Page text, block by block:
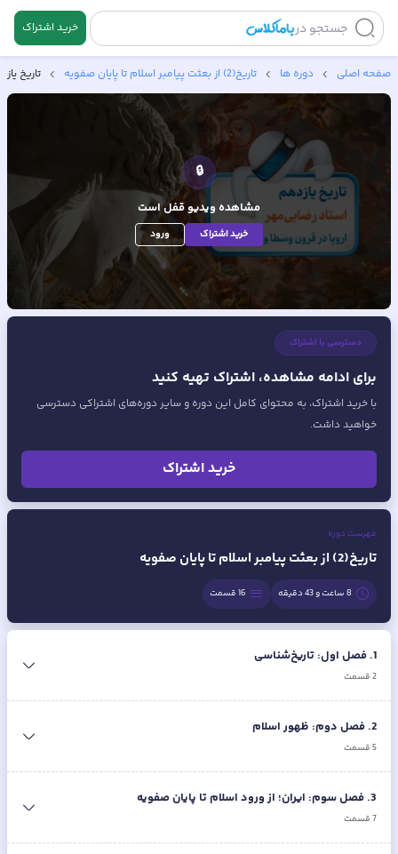
جستجو در خرید اشتراک
صفحه اصلی دوره ها تاریخ(2) از بعثت پیامبر اسلام تا پایان صفویه تاریخ
🔒
مشاهده ویدیوقفل است
خرید اشتراک ورود
دسترسی با اشتراک
برای ادامه مشاهده، اشتراک تهیه کنید
با خرید اشتراک، به محتوای کامل این دوره و سایر دوره‌های اشتراکی دسترسی
خواهید داشت.
خرید اشتراک
فهرست دوره
تاریخ(2) از بعثت پیامبر اسلام تا پایان صفویه
8 ساعت و 43 دقیقه 16قسمت
1
. فصل اول: تاریخ‌شناسی
2قسمت
2
. فصل دوم: ظهور اسلام
5قسمت
3
. فصل سوم: ایران؛ از ورود اسلام تا پایان صفویه
7قسمت